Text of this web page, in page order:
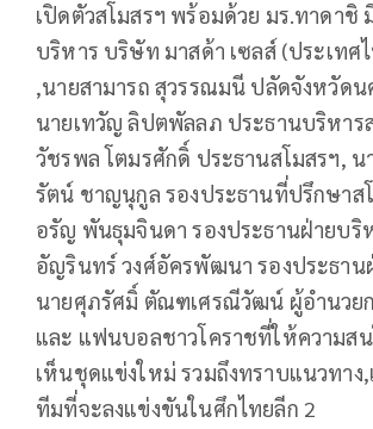
เปิดตัวสโมสรฯ พร้อมด้วย มร.ทาดาชิ
บริหาร บริษัท มาสด้า เซลส์ (ประเทศ
,นายสามารถ สุวรรณมนี ปลัดจังหวัดน
นายเทวัญ ลิปตพัลลภ ประธานบริหาร
วัชรพล โตมรศักดิ์ ประธานสโมสรฯ,
รัตน์ ชาญนุกูล รองประธานที่ปรึกษาส
อรัญ พันธุมจินดา รองประธานฝ่ายบริ
อัญรินทร์ วงศ์อัครพัฒนา รองประธาน
นายศุภรัศมิ์ ตัณฑเศรณีวัฒน์ ผู้อำนวยก
และ แฟนบอลชาวโคราชที่ให้ความส
เห็นชุดแข่งใหม่ รวมถึงทราบแนวทาง
ทีมที่จะลงแข่งขันในศึกไทยลีก 2